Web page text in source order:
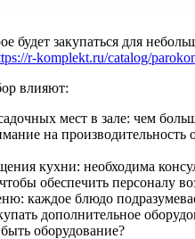
будет закупаться для
r-komplekt.ru/catalog/
влияют:
мест в зале: чем
на производительность
кухни: необходима
обеспечить персоналу
каждое блюдо
дополнительное
оборудование?